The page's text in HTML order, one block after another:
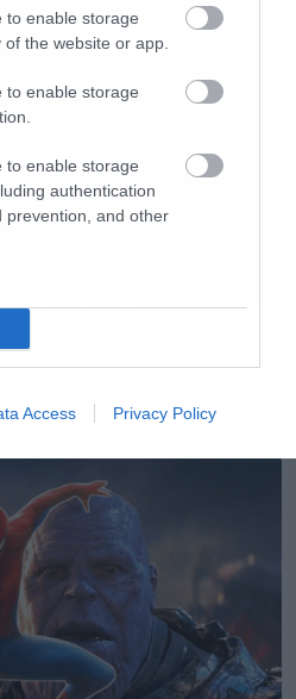
to enable storage
the website or app.
to enable storage
to enable storage
authentication
prevention, and other
Access Privacy Policy
αποσύρθηκε
εμφανίσεις